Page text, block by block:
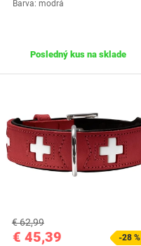
Barva: modrá
Posledný kus na sklade
€ 45,39
€ 62,99
-28 %